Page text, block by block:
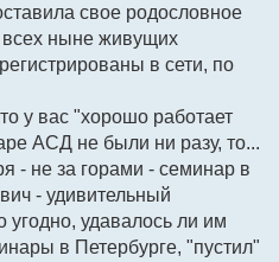
свое родословное
ныне живущих
в сети, по
у вас "хорошо работает
АСД не были ни разу, то...
- не за горами - семинар в
- удивительный
угодно, удавалось ли им
в Петербурге, "пустил"